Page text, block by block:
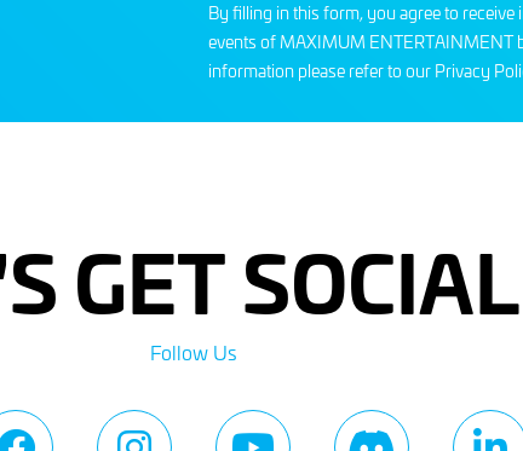
By filling in this form, you agree to
events of MAXIMUM ENTERTAINMENT
information please refer to our Privacy
GET
Follow Us